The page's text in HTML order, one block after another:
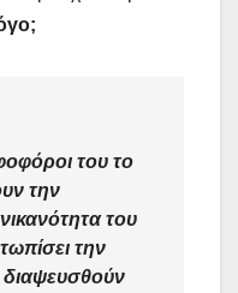
του το
την
του
την
διαψευσθούν